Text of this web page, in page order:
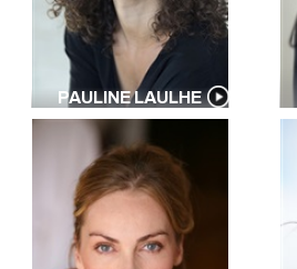
PAULINE LAULHE